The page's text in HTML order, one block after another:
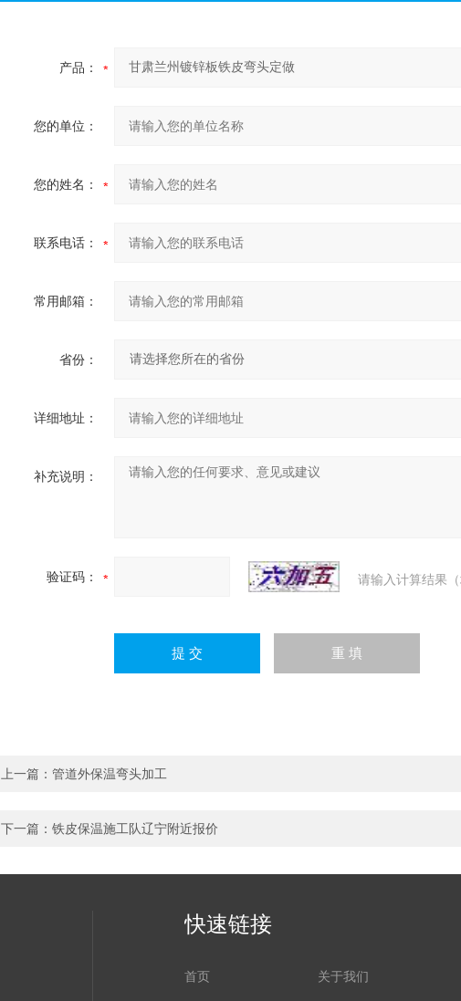
产品：
您的单位：
您的姓名：
联系电话：
常用邮箱：
省份：
详细地址：
补充说明：
验证码： 请输入计算结果
上一篇： 管道外保温弯头加工
下一篇： 铁皮保温施工队辽宁附近报价
快速链接
首页 关于我们